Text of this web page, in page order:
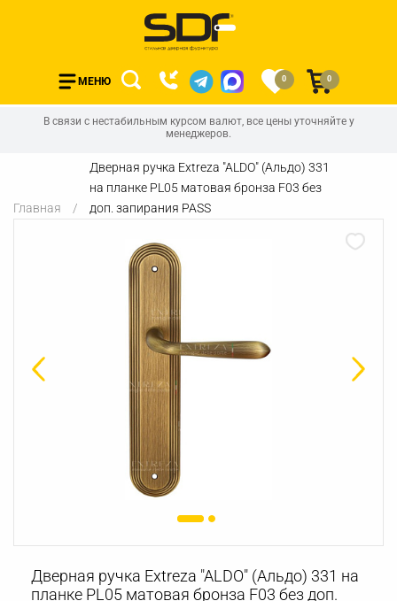
МЕНЮ 0 0
В связи с нестабильным курсом валют, все цены уточняйте у
менеджеров.
Главная
Дверная ручка Extreza "ALDO" (Альдо) 331
на планке PL05 матовая бронза F03 без
доп. запирания PASS
Дверная ручка Extreza "ALDO" (Альдо) 331 на
планке PL05 матовая бронза F03 без доп.